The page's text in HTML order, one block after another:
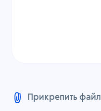
Прикрепить файл